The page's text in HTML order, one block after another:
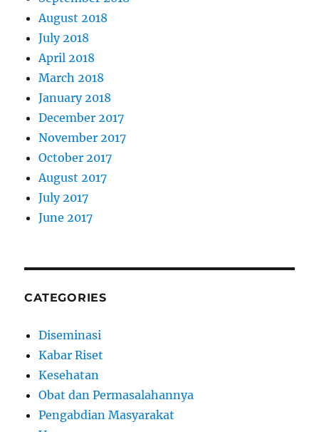
August 2018
July 2018
April 2018
March 2018
January 2018
December 2017
November 2017
October 2017
August 2017
July 2017
June 2017
CATEGORIES
Diseminasi
Kabar Riset
Kesehatan
Obat dan Permasalahannya
Pengabdian Masyarakat